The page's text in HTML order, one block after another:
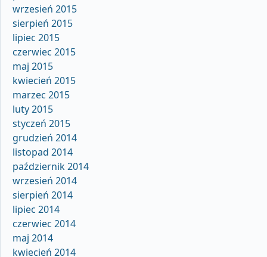
wrzesień 2015
sierpień 2015
lipiec 2015
czerwiec 2015
maj 2015
kwiecień 2015
marzec 2015
luty 2015
styczeń 2015
grudzień 2014
listopad 2014
październik 2014
wrzesień 2014
sierpień 2014
lipiec 2014
czerwiec 2014
maj 2014
kwiecień 2014